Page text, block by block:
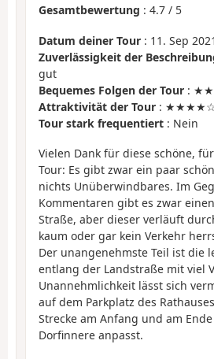
Gesamtbewertung : 4.7 / 5
Datum deiner Tour : 11. Sep 2021
Zuverlässigkeit der
gut
Bequemes Folgen der Tour :
Attraktivität der Tour : ★★★★☆
Tour stark frequentiert : Nein
Vielen Dank für diese schöne,
Tour: Es gibt zwar ein paar
nichts Unüberwindbares. Im
Kommentaren gibt es zwar
Straße, aber dieser verläuft
kaum oder gar kein Verkehr
Der unangenehmste Teil ist die
entlang der Landstraße mit viel
Unannehmlichkeit lässt sich
auf dem Parkplatz des
Strecke am Anfang und am
Dorfinnere anpasst.